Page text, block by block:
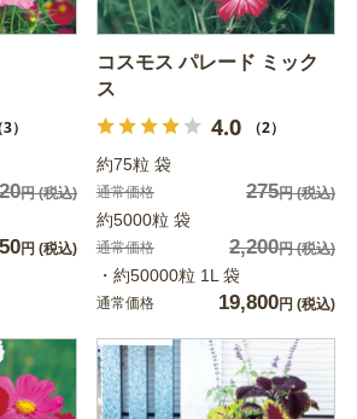
3）
円(税込)
円 (税込)
コスモス パレード ミック
ス
4.0 （2）
約75粒 袋
通常価格 275円(税込)
約5000粒 袋
通常価格 2,200円(税込)
・約50000粒 1L 袋
通常価格 19,800円 (税込)